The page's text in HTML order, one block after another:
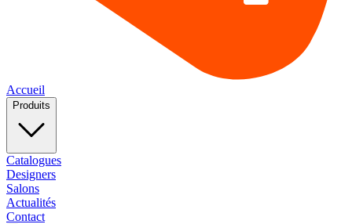
Accueil
Produits
Catalogues
Designers
Salons
Actualités
Contact